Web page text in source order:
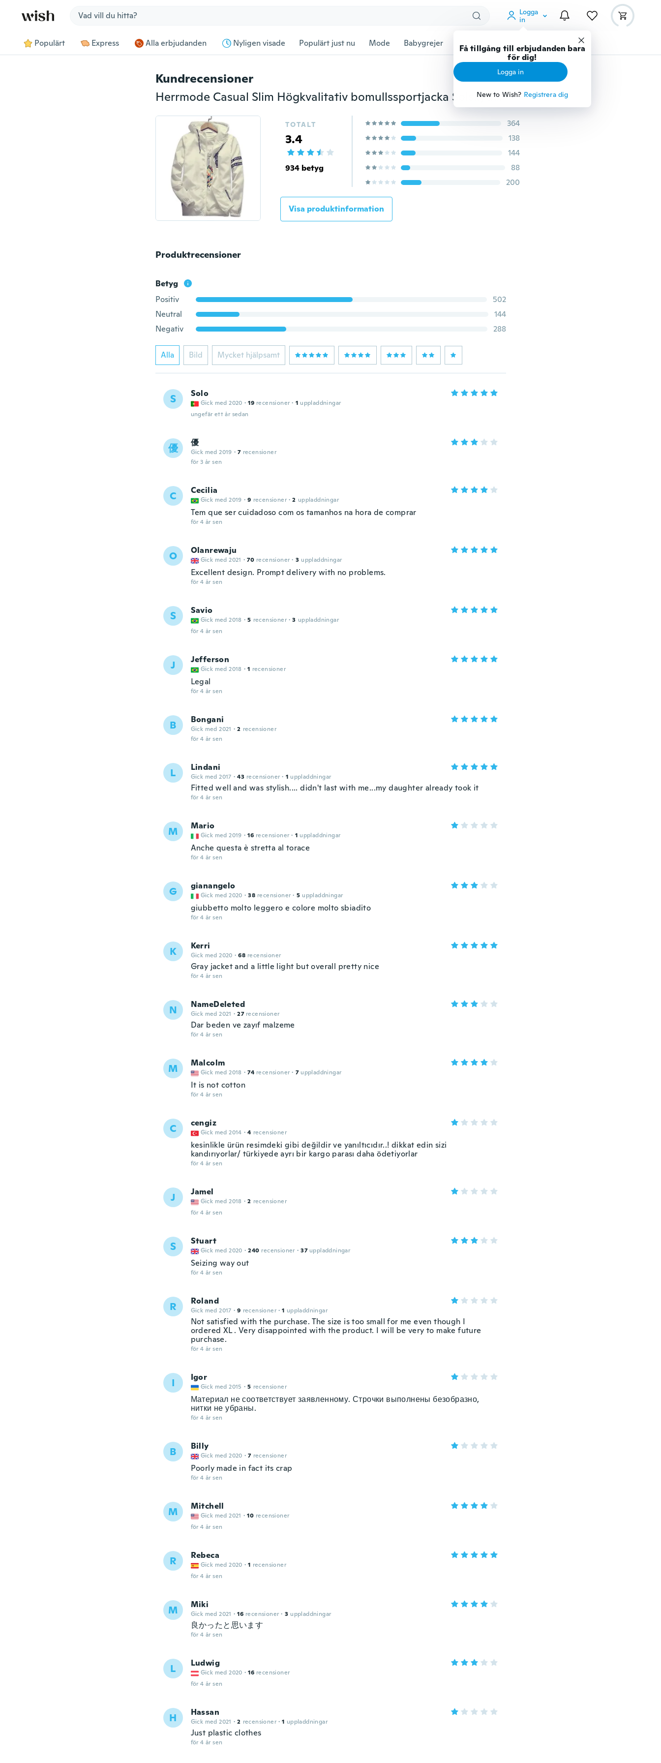
Logga
in
Få tillgång till erbjudanden bara
för dig!
Logga in
New to Wish? Registrera dig
Populärt Express Alla erbjudanden Nyligen visade Populärt just nu Mode Babygrejer Djurtillbehör Teknikprylar Mer
Kundrecensioner
Herrmode Casual Slim Högkvalitativ bomullssportjacka Solskyddskläder Hooded rock
TOTALT
3.4
934 betyg
364
138
144
88
200
Visa produktinformation
Produktrecensioner
Betyg
Positiv
502
Neutral
144
Negativ
288
Alla Bild Mycket hjälpsamt
S Solo
Gick med 2020 · 19 recensioner · 1 uppladdningar
ungefär ett år sedan
優 優
Gick med 2019 · 7 recensioner
för 3 år sen
C Cecilia
Gick med 2019 · 9 recensioner · 2 uppladdningar
Tem que ser cuidadoso com os tamanhos na hora de comprar
för 4 år sen
O Olanrewaju
Gick med 2021 · 70 recensioner · 3 uppladdningar
Excellent design. Prompt delivery with no problems.
för 4 år sen
S Savio
Gick med 2018 · 5 recensioner · 3 uppladdningar
för 4 år sen
J Jefferson
Gick med 2018 · 1 recensioner
Legal
för 4 år sen
B Bongani
Gick med 2021 · 2 recensioner
för 4 år sen
L Lindani
Gick med 2017 · 43 recensioner · 1 uppladdningar
Fitted well and was stylish.... didn't last with me...my daughter already took it
för 4 år sen
M Mario
Gick med 2019 · 16 recensioner · 1 uppladdningar
Anche questa è stretta al torace
för 4 år sen
G gianangelo
Gick med 2020 · 38 recensioner · 5 uppladdningar
giubbetto molto leggero e colore molto sbiadito
för 4 år sen
K Kerri
Gick med 2020 · 68 recensioner
Gray jacket and a little light but overall pretty nice
för 4 år sen
N NameDeleted
Gick med 2021 · 27 recensioner
Dar beden ve zayıf malzeme
för 4 år sen
M Malcolm
Gick med 2018 · 74 recensioner · 7 uppladdningar
It is not cotton
för 4 år sen
C cengiz
Gick med 2014 · 4 recensioner
kesinlikle ürün resimdeki gibi değildir ve yanıltıcıdır..! dikkat edin sizi
kandırıyorlar/ türkiyede ayrı bir kargo parası daha ödetiyorlar
för 4 år sen
J Jamel
Gick med 2018 · 2 recensioner
för 4 år sen
S Stuart
Gick med 2020 · 240 recensioner · 37 uppladdningar
Seizing way out
för 4 år sen
R Roland
Gick med 2017 · 9 recensioner · 1 uppladdningar
Not satisfied with the purchase. The size is too small for me even though I
ordered XL . Very disappointed with the product. I will be very to make future
purchase.
för 4 år sen
I Igor
Gick med 2015 · 5 recensioner
Материал не соответствует заявленному. Строчки выполнены безобразно,
нитки не убраны.
för 4 år sen
B Billy
Gick med 2020 · 7 recensioner
Poorly made in fact its crap
för 4 år sen
M Mitchell
Gick med 2021 · 10 recensioner
för 4 år sen
R Rebeca
Gick med 2020 · 1 recensioner
för 4 år sen
M Miki
Gick med 2021 · 16 recensioner · 3 uppladdningar
良かったと思います
för 4 år sen
L Ludwig
Gick med 2020 · 16 recensioner
för 4 år sen
H Hassan
Gick med 2021 · 2 recensioner · 1 uppladdningar
Just plastic clothes
för 4 år sen